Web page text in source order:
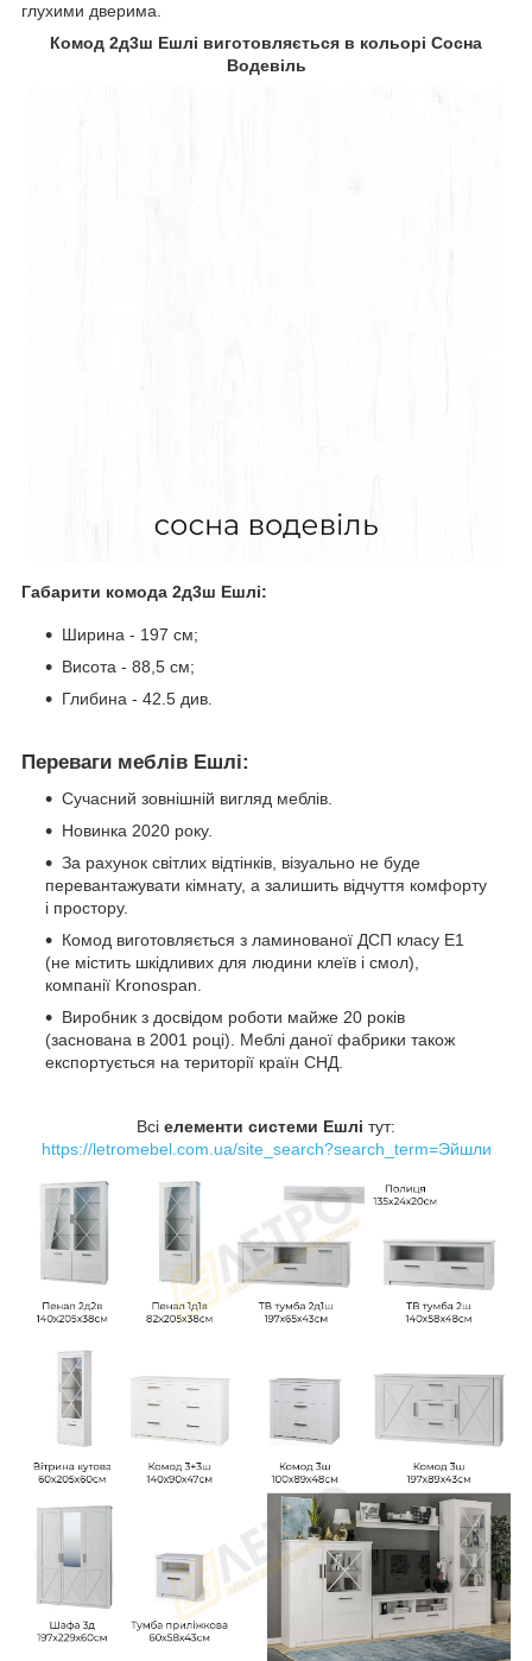
глухими дверима.
Комод 2д3ш Ешлі виготовляється в кольорі Сосна
Водевіль
Габарити комода 2д3ш Ешлі:
Ширина - 197 см;
Висота - 88,5 см;
Глибина - 42.5 див.
Переваги меблів Ешлі:
Сучасний зовнішній вигляд меблів.
Новинка 2020 року.
За рахунок світлих відтінків, візуально не буде
перевантажувати кімнату, а залишить відчуття комфорту
і простору.
Комод виготовляється з ламинованої ДСП класу Е1
(не містить шкідливих для людини клеїв і смол),
компанії Kronospan.
Виробник з досвідом роботи майже 20 років
(заснована в 2001 році). Меблі даної фабрики також
експортується на території країн СНД.
Всі елементи системи Ешлі тут:
https://letromebel.com.ua/site_search?search_term=Эйшли